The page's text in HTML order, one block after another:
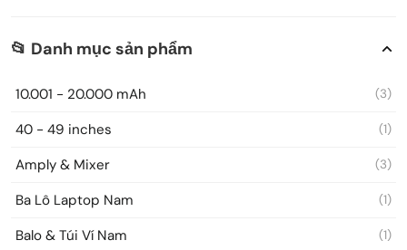
📂 Danh mục sản phẩm
10.001 - 20.000 mAh (3)
40 - 49 inches (1)
Amply & Mixer (3)
Ba Lô Laptop Nam (1)
Balo & Túi Ví Nam (1)